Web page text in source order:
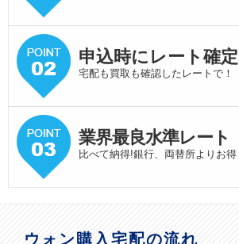
申込時にレート確定
宅配も買取も確認したレートで！
業界最良水準レート
比べて納得!銀行、両替所よりお得
ウォン購入宅配の流れ